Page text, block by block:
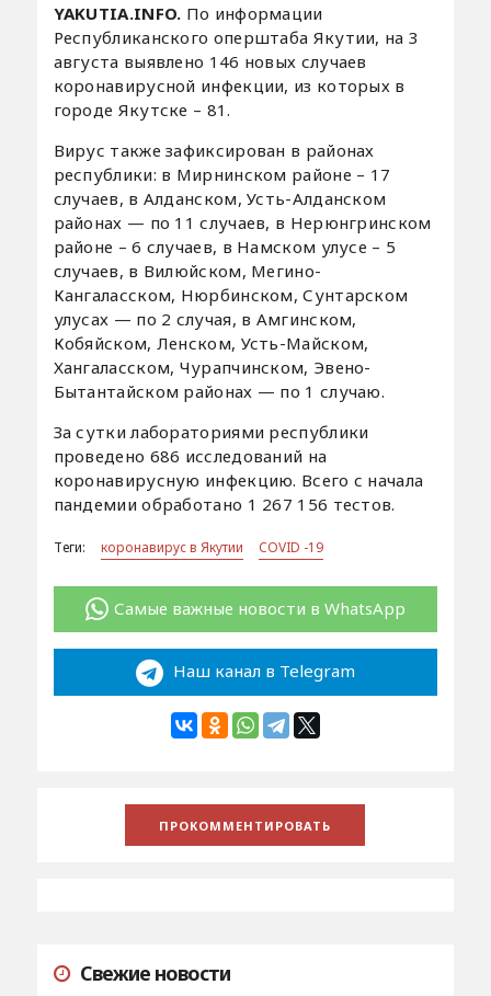
YAKUTIA.INFO. По информации
Республиканского оперштаба Якутии, на 3
августа выявлено 146 новых случаев
коронавирусной инфекции, из которых в
городе Якутске – 81.
Вирус также зафиксирован в районах
республики: в Мирнинском районе – 17
случаев, в Алданском, Усть-Алданском
районах — по 11 случаев, в Нерюнгринском
районе – 6 случаев, в Намском улусе – 5
случаев, в Вилюйском, Мегино-
Кангаласском, Нюрбинском, Сунтарском
улусах — по 2 случая, в Амгинском,
Кобяйском, Ленском, Усть-Майском,
Хангаласском, Чурапчинском, Эвено-
Бытантайском районах — по 1 случаю.
За сутки лабораториями республики
проведено 686 исследований на
коронавирусную инфекцию. Всего с начала
пандемии обработано 1 267 156 тестов.
Теги: коронавирус в Якутии COVID -19
Самые важные новости в WhatsApp
Наш канал в Telegram
Свежие новости